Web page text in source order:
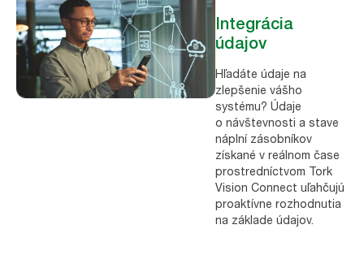
Integrácia
údajov
Hľadáte údaje na
zlepšenie vášho
systému? Údaje
o návštevnosti a stave
náplní zásobníkov
získané v reálnom čase
prostredníctvom Tork
Vision Connect uľahčujú
proaktívne rozhodnutia
na základe údajov.